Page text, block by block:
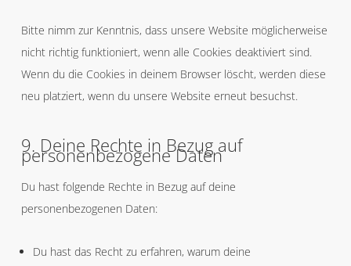
Bitte nimm zur Kenntnis, dass unsere Website möglicherweise
nicht richtig funktioniert, wenn alle Cookies deaktiviert sind.
Wenn du die Cookies in deinem Browser löscht, werden diese
neu platziert, wenn du unsere Website erneut besuchst.
9. Deine Rechte in Bezug auf
personenbezogene Daten
Du hast folgende Rechte in Bezug auf deine
personenbezogenen Daten:
Du hast das Recht zu erfahren, warum deine